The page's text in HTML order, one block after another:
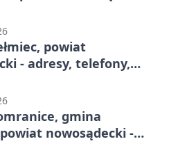
powiat
- adresy, telefony,
gmina
powiat nowosądecki -